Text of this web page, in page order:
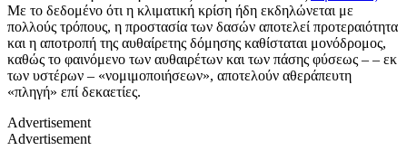
Με το δεδομένο ότι η κλιματική κρίση ήδη εκδηλώνεται με
πολλούς τρόπους, η προστασία των δασών αποτελεί προτεραιότητα
και η αποτροπή της αυθαίρετης δόμησης καθίσταται μονόδρομος,
καθώς το φαινόμενο των αυθαιρέτων και των πάσης φύσεως – – εκ
των υστέρων – «νομιμοποιήσεων», αποτελούν αθεράπευτη
«πληγή» επί δεκαετίες.
Advertisement
Advertisement